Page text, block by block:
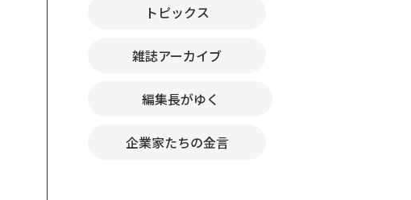
トピックス
雑誌アーカイブ
編集長がゆく
企業家たちの金言